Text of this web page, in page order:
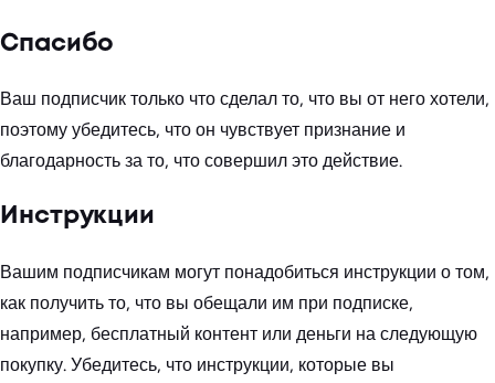
Спасибо
Ваш подписчик только что сделал то, что вы от него хотели,
поэтому убедитесь, что он чувствует признание и
благодарность за то, что совершил это действие.
Инструкции
Вашим подписчикам могут понадобиться инструкции о том,
как получить то, что вы обещали им при подписке,
например, бесплатный контент или деньги на следующую
покупку. Убедитесь, что инструкции, которые вы